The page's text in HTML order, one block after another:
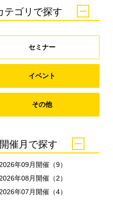
テゴリで探す
セミナー
イベント
その他
開催月で探す
2026年09月開催（9）
2026年08月開催（2）
2026年07月開催（4）